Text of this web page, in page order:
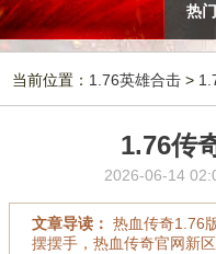
热
当前位置： 1.76英雄合击 >
1.76传
2026-06-14
文章导读： 热血传奇1.76
摆摆手，热血传奇官网新